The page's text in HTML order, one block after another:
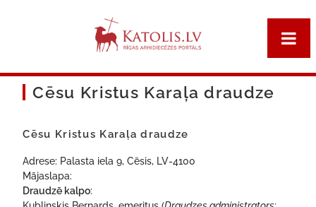
Cēsu Kristus Karaļa draudze
Cēsu Kristus Karaļa draudze
Adrese: Palasta iela 9, Cēsis, LV-4100
Mājaslapa:
Draudzē kalpo: